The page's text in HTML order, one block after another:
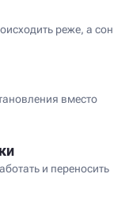
реже, а сон
вместо
и переносить